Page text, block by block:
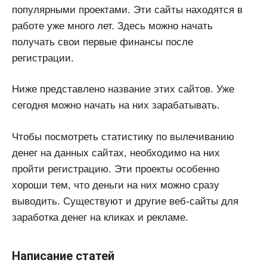
популярными проектами. Эти сайты находятся в
работе уже много лет. Здесь можно начать
получать свои первые финансы после
регистрации.
Ниже представлено название этих сайтов. Уже
сегодня можно начать на них зарабатывать.
Чтобы посмотреть статистику по вылечиванию
денег на данных сайтах, необходимо на них
пройти регистрацию. Эти проекты особенно
хороши тем, что деньги на них можно сразу
выводить. Существуют и другие веб-сайты для
заработка денег на кликах и рекламе.
Написание статей